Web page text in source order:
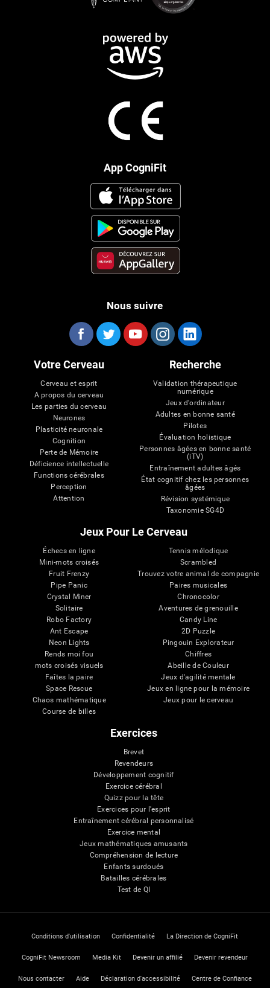
App CogniFit
Nous suivre
Votre Cerveau
Cerveau et esprit
A propos du cerveau
Les parties du cerveau
Neurones
Plasticité neuronale
Cognition
Perte de Mémoire
Déficience intellectuelle
Functions cérébrales
Perception
Attention
Recherche
Validation thérapeutique
numérique
Jeux d'ordinateur
Adultes en bonne santé
Pilotes
Évaluation holistique
Personnes âgées en bonne santé
(iTV)
Entraînement adultes âgés
État cognitif chez les personnes
âgées
Révision systémique
Taxonomie SG4D
Jeux Pour Le Cerveau
Échecs en ligne
Mini-mots croisés
Fruit Frenzy
Pipe Panic
Crystal Miner
Solitaire
Robo Factory
Ant Escape
Neon Lights
Rends moi fou
mots croisés visuels
Faîtes la paire
Space Rescue
Chaos mathématique
Course de billes
Tennis mélodique
Scrambled
Trouvez votre animal de compagnie
Paires musicales
Chronocolor
Aventures de grenouille
Candy Line
2D Puzzle
Pingouin Explorateur
Chiffres
Abeille de Couleur
Jeux d'agilité mentale
Jeux en ligne pour la mémoire
Jeux pour le cerveau
Exercices
Brevet
Revendeurs
Développement cognitif
Exercice cérébral
Quizz pour la tête
Exercices pour l'esprit
Entraînement cérébral personnalisé
Exercice mental
Jeux mathématiques amusants
Compréhension de lecture
Enfants surdoués
Batailles cérébrales
Test de QI
Conditions d'utilisation Confidentialité La Direction de CogniFit
CogniFit Newsroom Media Kit Devenir un affilié Devenir revendeur
Nous contacter Aide Déclaration d'accessibilité Centre de Confiance